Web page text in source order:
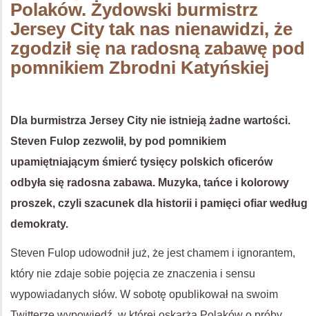
Polaków. Żydowski burmistrz
Jersey City tak nas nienawidzi, że
zgodził się na radosną zabawę pod
pomnikiem Zbrodni Katyńskiej
Dla burmistrza Jersey City nie istnieją żadne wartości.
Steven Fulop zezwolił, by pod pomnikiem
upamiętniającym śmierć tysięcy polskich oficerów
odbyła się radosna zabawa. Muzyka, tańce i kolorowy
proszek, czyli szacunek dla historii i pamięci ofiar według
demokraty.
Steven Fulop udowodnił już, że jest chamem i ignorantem,
który nie zdaje sobie pojęcia ze znaczenia i sensu
wypowiadanych słów. W sobotę opublikował na swoim